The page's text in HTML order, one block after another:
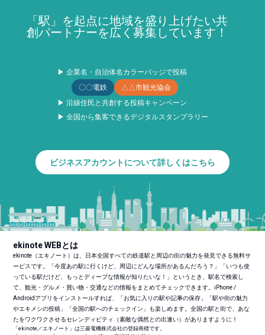
「駅」を起点に地域を盛り上げたい共
創パートナーを広く募集しています！
▶ 企業名・自治体名カラーバッジで投稿
〇〇電鉄
△△市観光協会
▶ 沿線住民と共創する投稿キャンペーン
▶ 全国から集客できるデジタルスタンプラリー
ビジネスアカウントについて詳しくはこちら
ekinote WEBとは
ekinote（エキノート）は、日本全国すべての鉄道駅と周辺の街の魅力を発見できる無料サ
ービスです。「今度あの駅に行くけど、周辺にどんな場所があるんだろう？」「いつも使
っている駅だけど、もっとディープな情報が知りたいな！」というとき、駅名で検索し
て、観光・グルメ・買い物・交通などの情報をまとめてチェックできます。iPhone /
Androidアプリをインストールすれば、「お気に入りの駅や記事の保存」「駅や街の魅力
やエキメシの投稿」「全国の駅へのチェックイン」も楽しめます。全国の駅と街で、あな
たをワクワクさせるセレンディピティ（素敵な偶然との出逢い）がありますように！
「ekinote／エキノート」は三菱電機株式会社の登録商標です。